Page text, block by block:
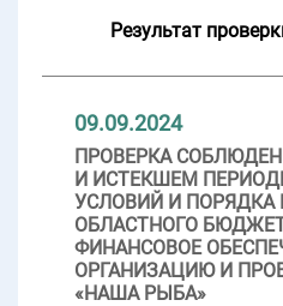
Результат
09.09.2024
ПРОВЕРКА
И ИСТЕКШЕМ
УСЛОВИЙ И ПОРЯДКА
ОБЛАСТНОГО
ФИНАНСОВОЕ
ОРГАНИЗАЦИЮ И
«НАША РЫБА»